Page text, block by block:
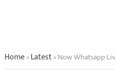
Home»Latest»Now Whatsapp Live Location Is Old The